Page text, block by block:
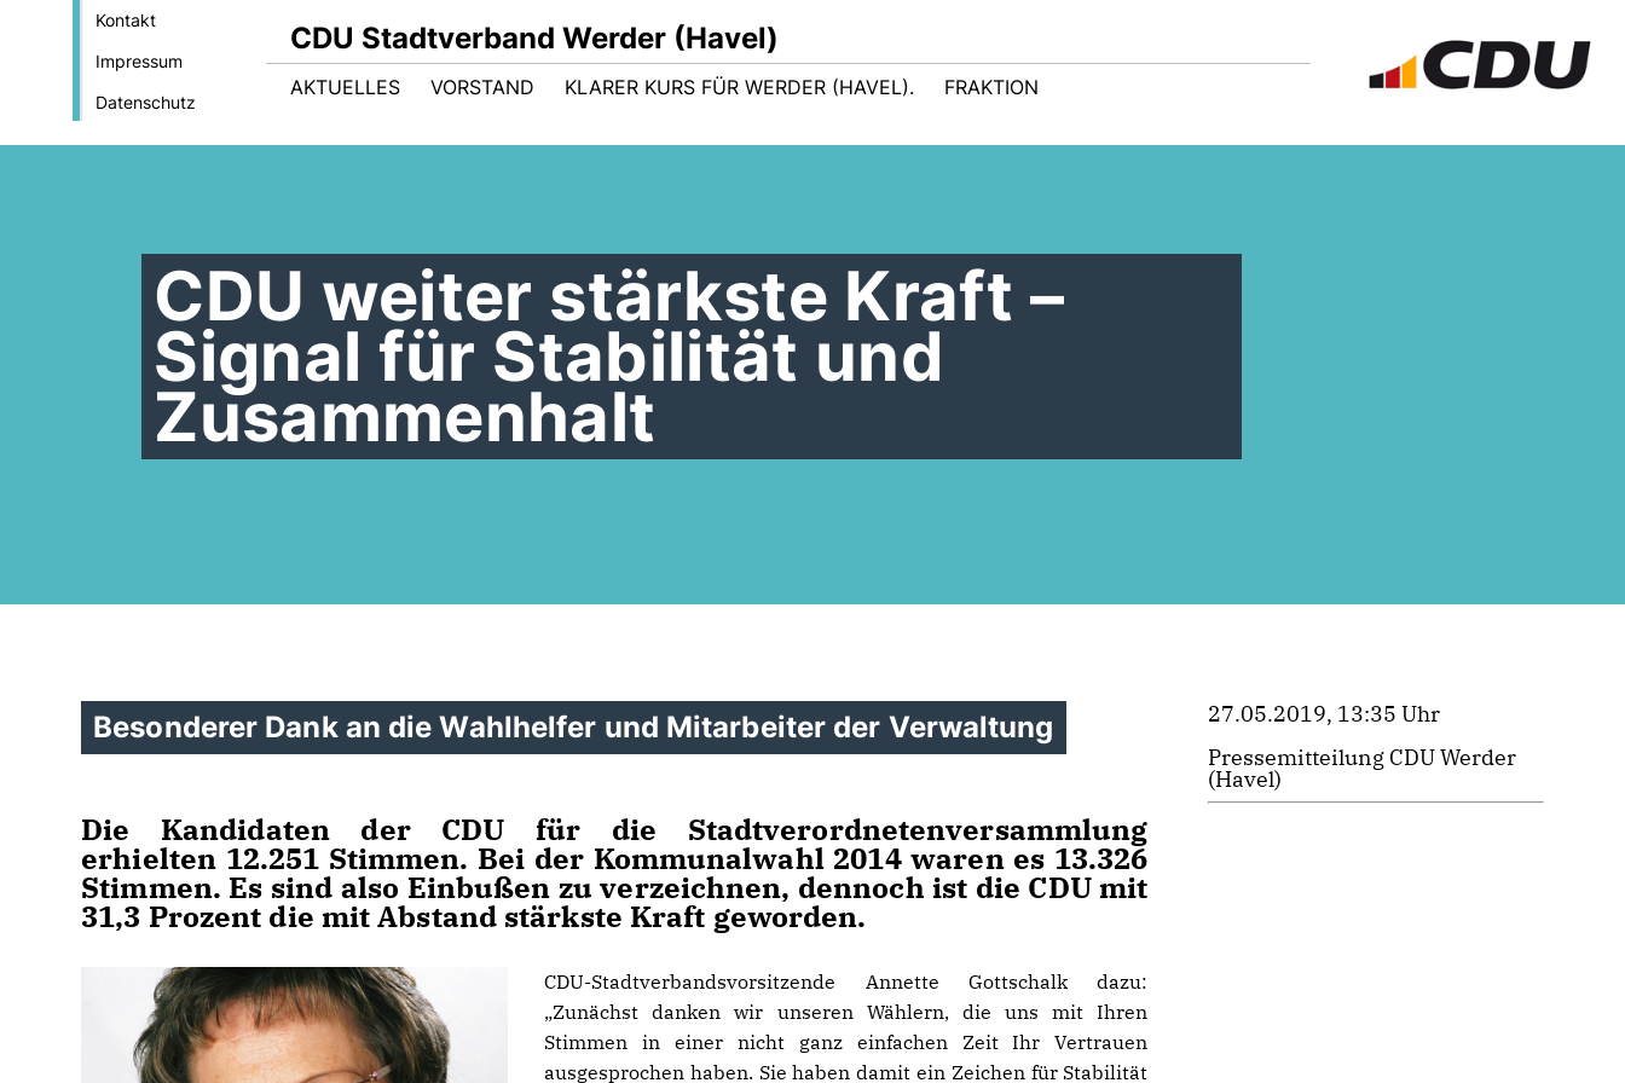
Kontakt
Impressum
Datenschutz
CDU Stadtverband Werder (Havel)
AKTUELLES VORSTAND KLARER KURS FÜR WERDER (HAVEL). FRAKTION
CDU weiter stärkste Kraft –
Signal für Stabilität und
Zusammenhalt
Besonderer Dank an die Wahlhelfer und Mitarbeiter der Verwaltung
Die Kandidaten der CDU für die Stadtverordnetenversammlung
erhielten 12.251 Stimmen. Bei der Kommunalwahl 2014 waren es 13.326
Stimmen. Es sind also Einbußen zu verzeichnen, dennoch ist die CDU mit
31,3 Prozent die mit Abstand stärkste Kraft geworden.
CDU-Stadtverbandsvorsitzende Annette Gottschalk dazu:
Zunächst danken wir unseren Wählern, die uns mit Ihren
Stimmen in einer nicht ganz einfachen Zeit Ihr Vertrauen
ausgesprochen haben. Sie haben damit ein Zeichen für Stabilität
27.05.2019, 13:35 Uhr
Pressemitteilung CDU Werder
(Havel)